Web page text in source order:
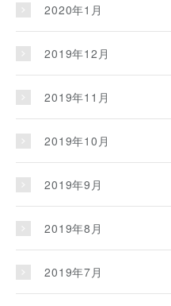
2020年1月
2019年12月
2019年11月
2019年10月
2019年9月
2019年8月
2019年7月